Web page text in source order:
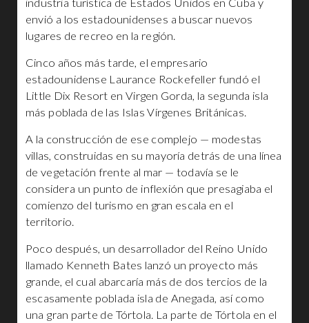
envió a los estadounidenses a buscar nuevos
lugares de recreo en la región.
Cinco años más tarde, el empresario
estadounidense Laurance Rockefeller fundó el
Little Dix Resort en Virgen Gorda, la segunda isla
más poblada de las Islas Vírgenes Británicas.
A la construcción de ese complejo — modestas
villas, construidas en su mayoría detrás de una línea
de vegetación frente al mar — todavía se le
considera un punto de inflexión que presagiaba el
comienzo del turismo en gran escala en el
territorio.
Poco después, un desarrollador del Reino Unido
llamado Kenneth Bates lanzó un proyecto más
grande, el cual abarcaría más de dos tercios de la
escasamente poblada isla de Anegada, así como
una gran parte de Tórtola. La parte de Tórtola en el